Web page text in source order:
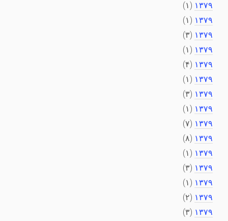
۱۳۷۹ (۱)
۱۳۷۹ (۱)
۱۳۷۹ (۳)
۱۳۷۹ (۱)
۱۳۷۹ (۴)
۱۳۷۹ (۱)
۱۳۷۹ (۳)
۱۳۷۹ (۱)
۱۳۷۹ (۷)
۱۳۷۹ (۸)
۱۳۷۹ (۱)
۱۳۷۹ (۳)
۱۳۷۹ (۱)
۱۳۷۹ (۲)
۱۳۷۹ (۳)